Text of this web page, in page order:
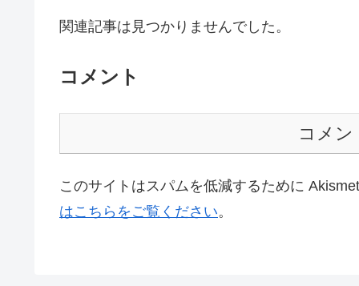
関連記事は見つかりませんでした。
コメント
コメン
このサイトはスパムを低減するために
はこちらをご覧ください。